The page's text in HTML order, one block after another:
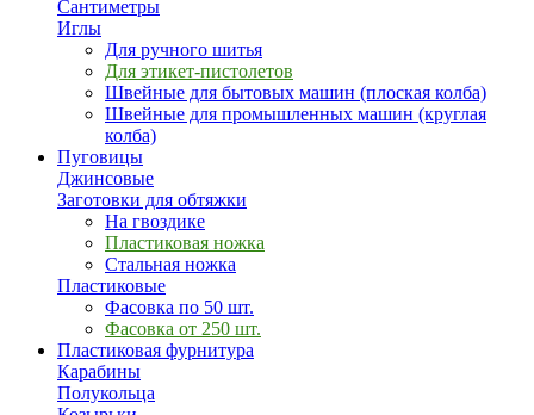
Сантиметры
Иглы
Для ручного шитья
Для этикет-пистолетов
Швейные для бытовых машин (плоская колба)
Швейные для промышленных машин (круглая
колба)
Пуговицы
Джинсовые
Заготовки для обтяжки
На гвоздике
Пластиковая ножка
Стальная ножка
Пластиковые
Фасовка по 50 шт.
Фасовка от 250 шт.
Пластиковая фурнитура
Карабины
Полукольца